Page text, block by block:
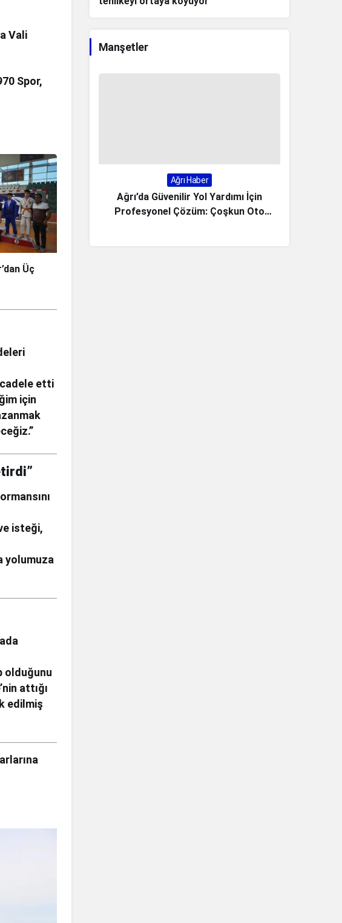
Vali
Spor,
Üç
etti
için
isteği,
yolumuza
olduğunu
attığı
edilmiş
Manşetler
Ağrı Haber
Ağrı’da Güvenilir Yol Yardımı İçin
Profesyonel Çözüm: Çoşkun Oto